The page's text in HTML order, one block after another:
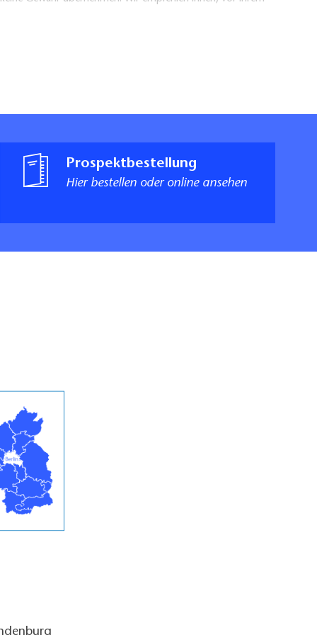
Prospektbestellung
Hier bestellen oder online ansehen